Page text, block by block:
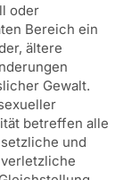
oder
Bereich ein
ältere
Gewalt.
betreffen alle
und